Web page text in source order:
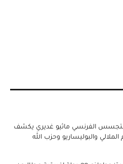
الفرنسي ماثيو غديري يكشف
والبوليساريو وحزب الله